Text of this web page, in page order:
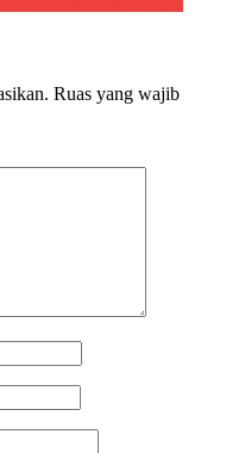
Ruas yang wajib